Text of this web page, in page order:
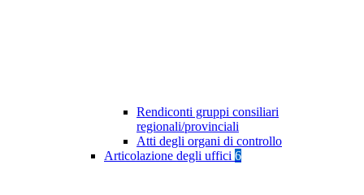
Rendiconti gruppi consiliari
regionali/provinciali
Atti degli organi di controllo
Articolazione degli uffici 6